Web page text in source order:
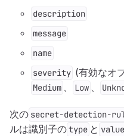
description
message
name
severity (有効なオ
Medium 、 Low 、
次の secret-detection-
ルは識別子のtype と value